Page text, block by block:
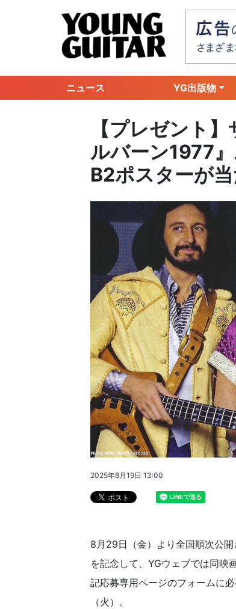
ニュース YG出版物
【プレゼント
ルバーン1977
B2ポスターが当
2025年8月19日 13:00
8月29日（金）より全国順次公
を記念して、YGウェブでは同映
記応募専用ページのフォームに
（火）。